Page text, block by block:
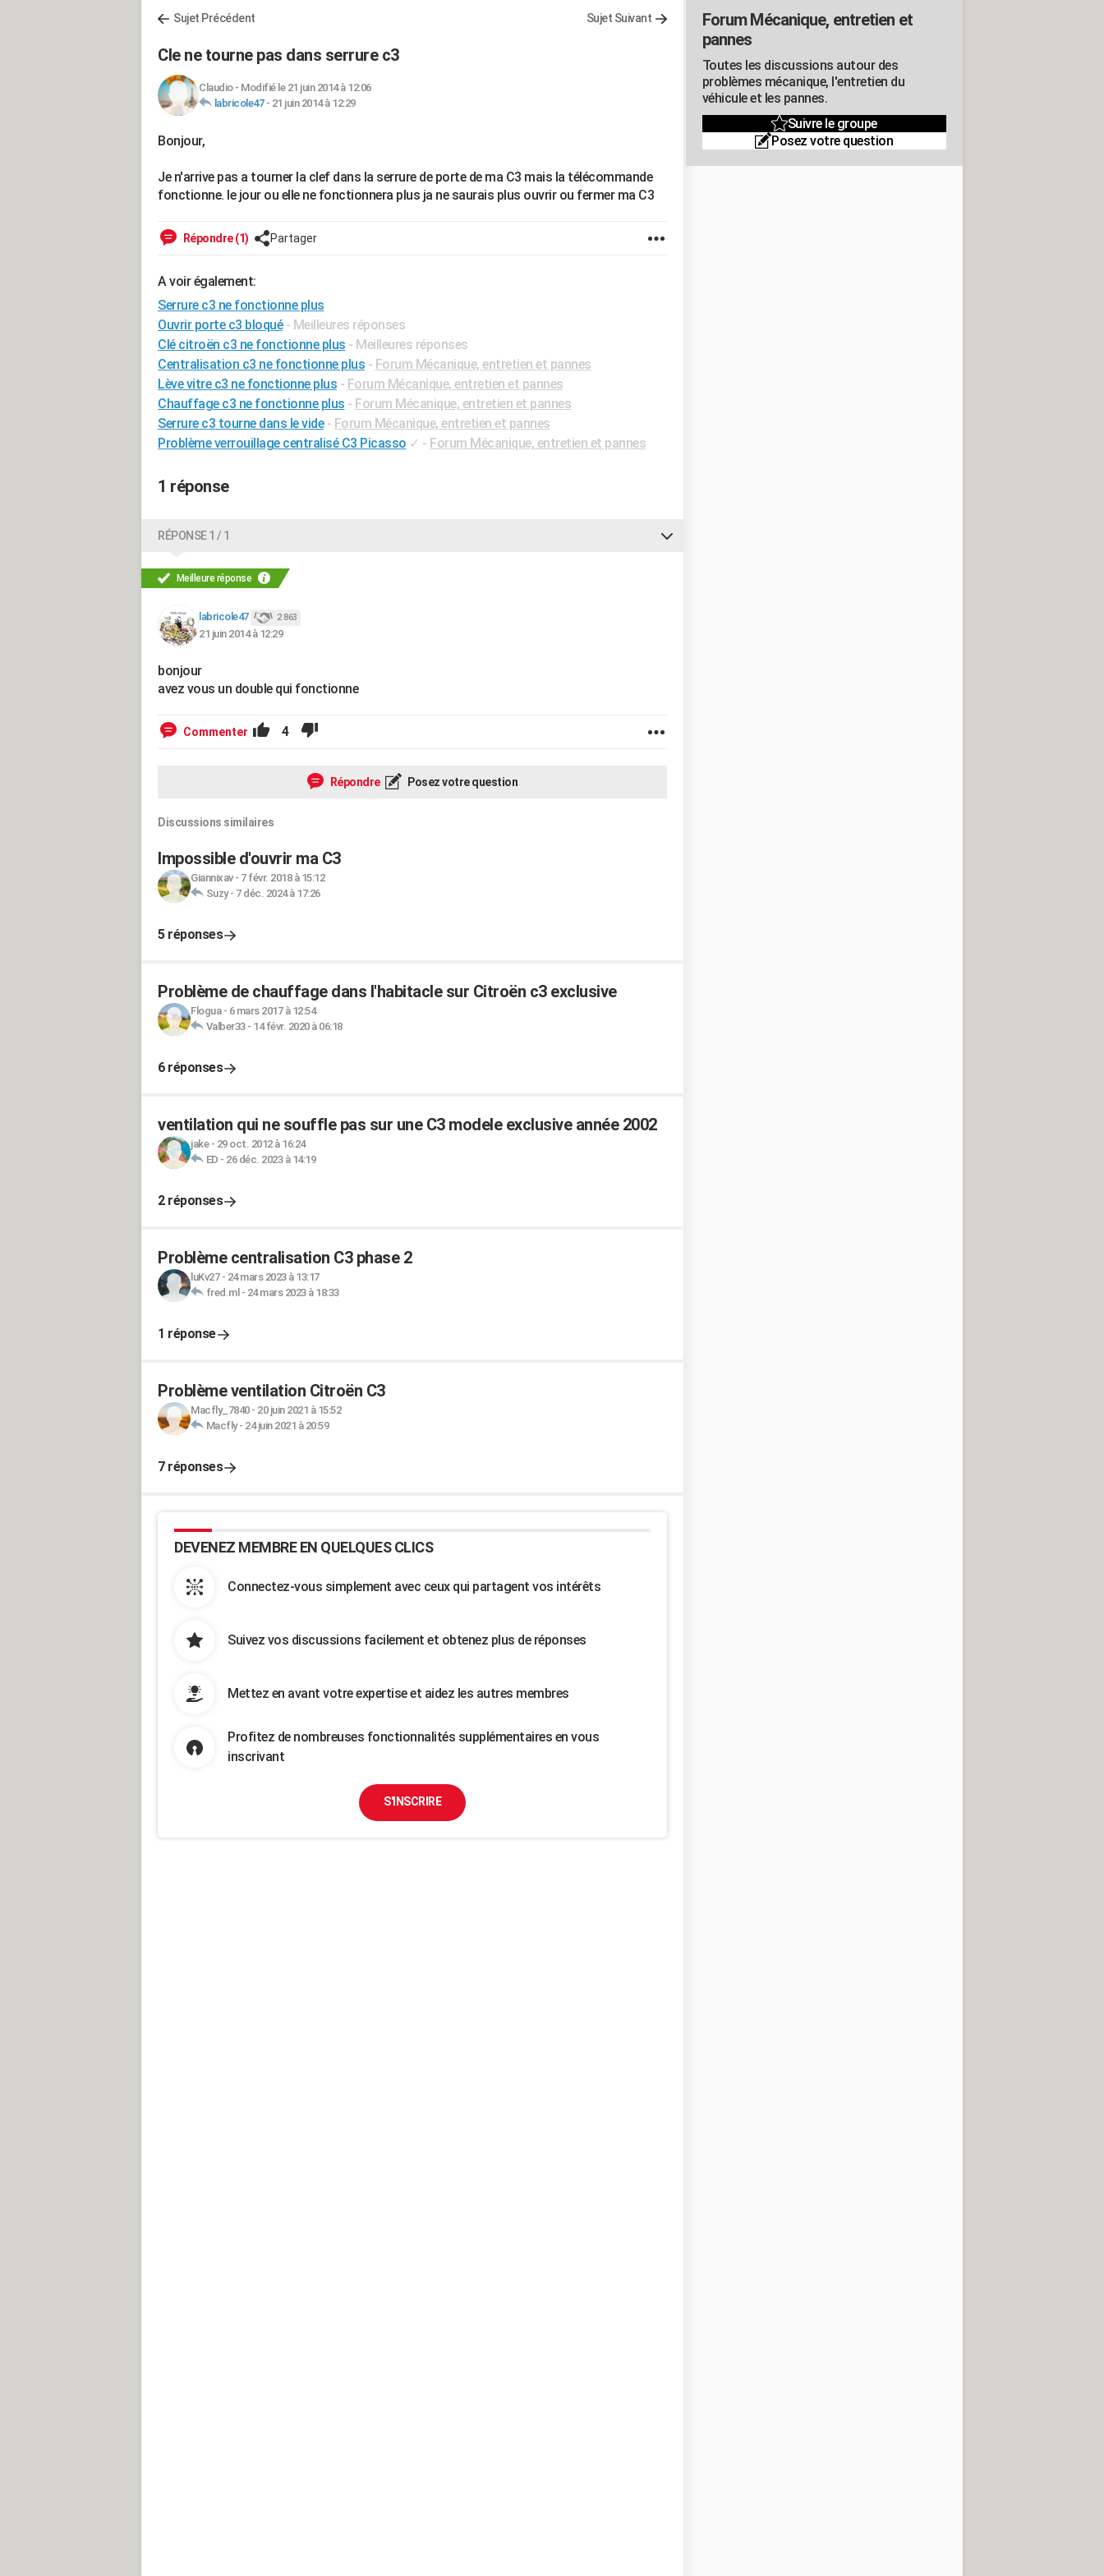
Sujet Précédent Sujet Suivant
Cle ne tourne pas dans serrure c3
Claudio- Modifié le 21 juin 2014 à 12:06
labricole47- 21 juin 2014 à 12:29
Bonjour,
Je n'arrive pas a tourner la clef dans la serrure de porte de ma C3 mais la télécommande
fonctionne. le jour ou elle ne fonctionnera plus ja ne saurais plus ouvrir ou fermer ma C3
Répondre (1) Partager
A voir également:
Serrure c3 ne fonctionne plus
Ouvrir porte c3 bloqué - Meilleures réponses
Clé citroën c3 ne fonctionne plus - Meilleures réponses
Centralisation c3 ne fonctionne plus - Forum Mécanique, entretien et pannes
Lève vitre c3 ne fonctionne plus - Forum Mécanique, entretien et pannes
Chauffage c3 ne fonctionne plus - Forum Mécanique, entretien et pannes
Serrure c3 tourne dans le vide - Forum Mécanique, entretien et pannes
Problème verrouillage centralisé C3 Picasso ✓ - Forum Mécanique, entretien et pannes
1 réponse
RÉPONSE 1 / 1
Meilleure réponse
labricole47 2 863
21 juin 2014 à 12:29
bonjour
avez vous un double qui fonctionne
Commenter 4
Répondre Posez votre question
Discussions similaires
Impossible d'ouvrir ma C3
Giannixav- 7 févr. 2018 à 15:12
Suzy- 7 déc. 2024 à 17:26
5 réponses
Problème de chauffage dans l'habitacle sur Citroën c3 exclusive
Flogua- 6 mars 2017 à 12:54
Valber33- 14 févr. 2020 à 06:18
6 réponses
ventilation qui ne souffle pas sur une C3 modele exclusive année 2002
jake- 29 oct. 2012 à 16:24
ED - 26 déc. 2023 à 14:19
2 réponses
Problème centralisation C3 phase 2
luKv27- 24 mars 2023 à 13:17
fred.ml - 24 mars 2023 à 18:33
1 réponse
Problème ventilation Citroën C3
Macfly_7840- 20 juin 2021 à 15:52
Macfly- 24 juin 2021 à 20:59
7 réponses
DEVENEZ MEMBRE EN QUELQUES CLICS
Connectez-vous simplement avec ceux qui partagent vos intérêts
Suivez vos discussions facilement et obtenez plus de réponses
Mettez en avant votre expertise et aidez les autres membres
Profitez de nombreuses fonctionnalités supplémentaires en vous
inscrivant
S'INSCRIRE
Forum Mécanique, entretien et
pannes
Toutes les discussions autour des
problèmes mécanique, l'entretien du
véhicule et les pannes.
Suivre le groupe
Posez votre question